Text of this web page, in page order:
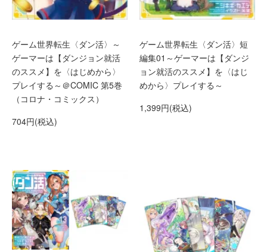
ゲーム世界転生〈ダン活〉～
ゲーマーは【ダンジョン就活
のススメ】を〈はじめから〉
プレイする～＠COMIC 第5巻
（コロナ・コミックス）
704円(税込)
ゲーム世界転生〈ダン活〉短
編集01～ゲーマーは【ダンジ
ョン就活のススメ】を〈はじ
めから〉プレイする～
1,399円(税込)